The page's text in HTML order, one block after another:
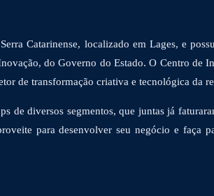
Catarinense, localizado em Lages, e
do Governo do Estado. O Centro de
de transformação criativa e tecnológica da
de diversos segmentos, que juntas já
para desenvolver seu negócio e faça